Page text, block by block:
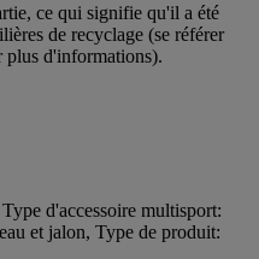
ce qui signifie qu'il a été
de recyclage (se référer
plus d'informations).
d'accessoire multisport:
et jalon, Type de produit: